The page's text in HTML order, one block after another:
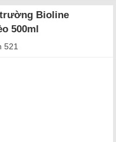
Bioline
500ml
521